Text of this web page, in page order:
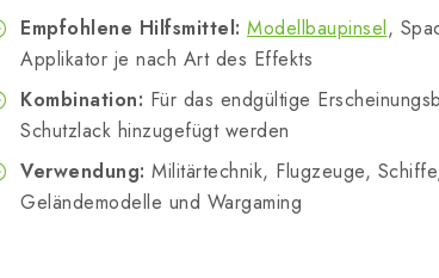
Empfohlene Hilfsmittel: Modellbaupinsel,
Applikator je nach Art des Effekts
Kombination: Für das endgültige
Schutzlack hinzugefügt werden
Verwendung: Militärtechnik, Flugzeuge,
Geländemodelle und Wargaming